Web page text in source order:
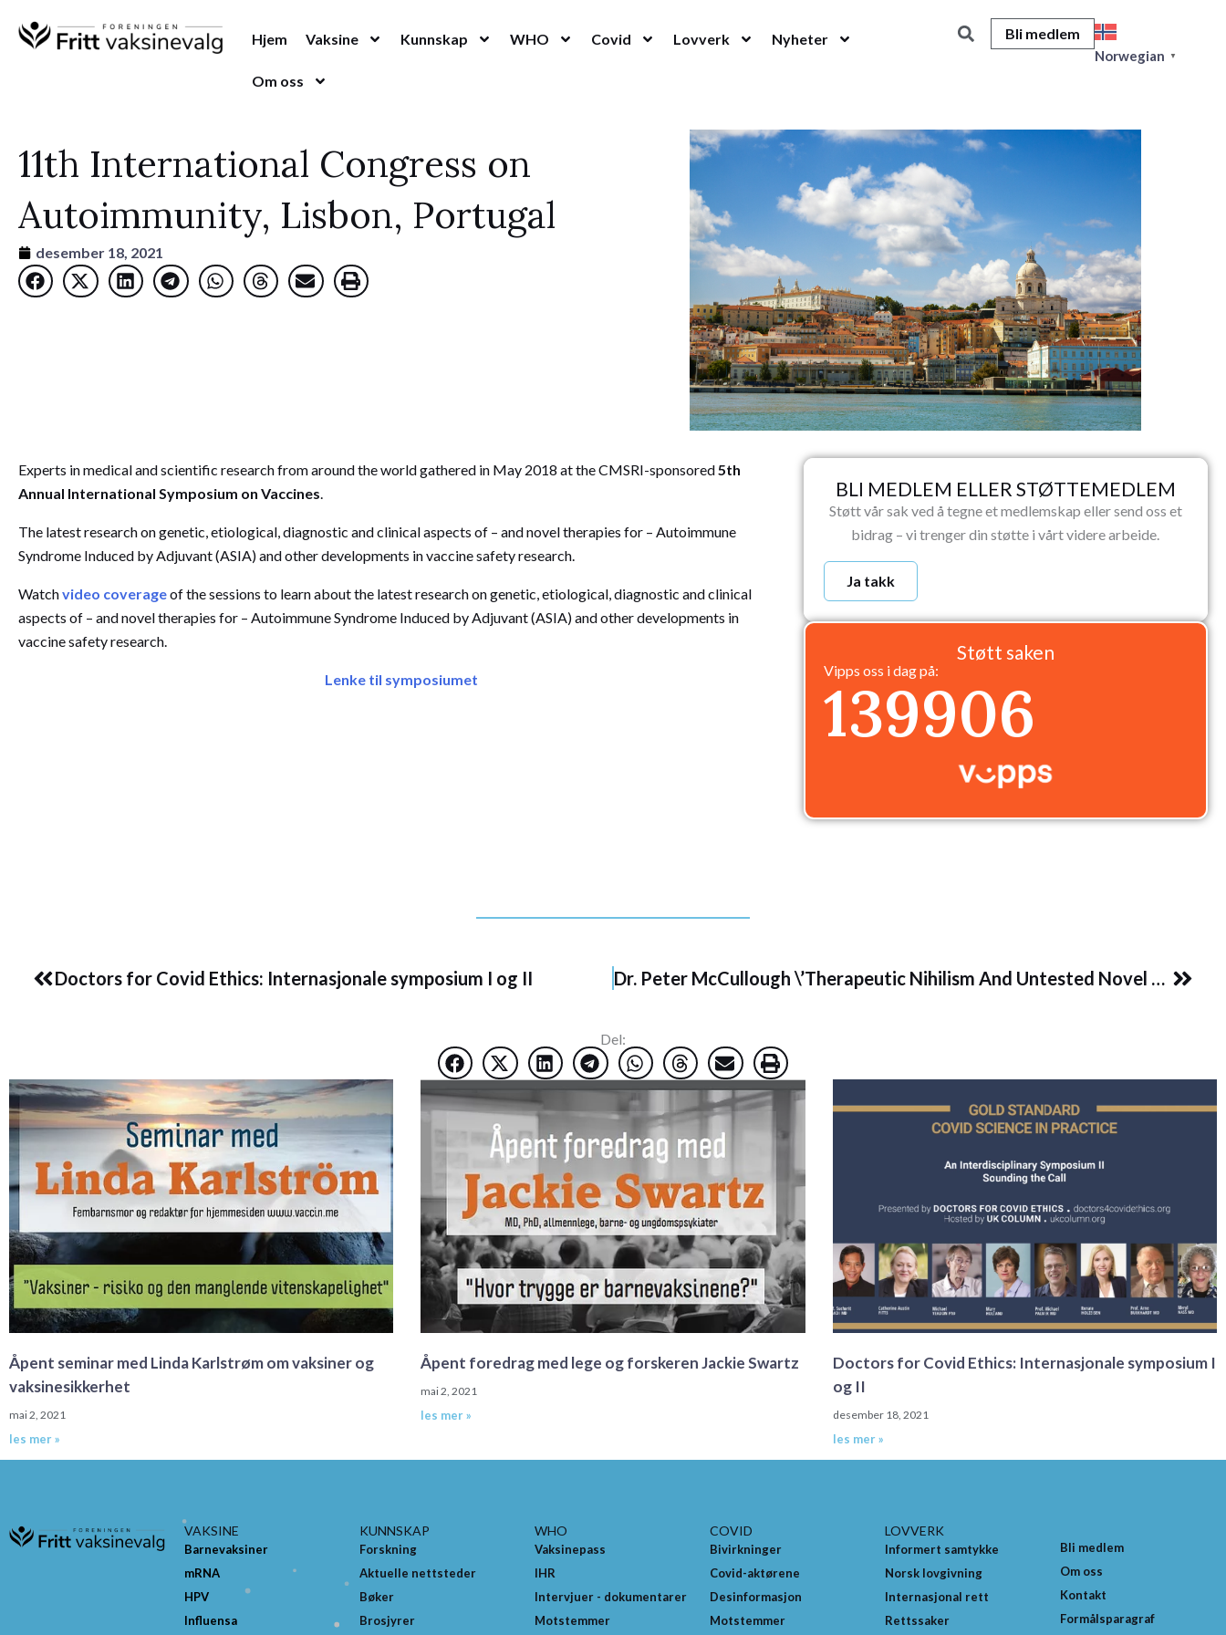
rett
Hjem Vaksine Kunnskap WHO Covid Lovverk Nyheter
Om oss
Bli medlem
Norwegian ▼
11th International Congress on
Autoimmunity, Lisbon, Portugal
desember 18, 2021
Experts in medical and scientific research from around the world gathered in May 2018 at the CMSRI-sponsored5th
Annual International Symposium on Vaccines.
The latest research on genetic, etiological, diagnostic and clinical aspects of – and novel therapies for – Autoimmune
Syndrome Induced by Adjuvant (ASIA) and other developments in vaccine safety research.
Watchvideo coverageof the sessions to learn about the latest research on genetic, etiological, diagnostic and clinical
aspects of – and novel therapies for – Autoimmune Syndrome Induced by Adjuvant (ASIA) and other developments in
vaccine safety research.
Lenke til symposiumet
BLI MEDLEM ELLER STØTTEMEDLEM
Støtt vår sak ved å tegne et medlemskap eller send oss et
bidrag – vi trenger din støtte i vårt videre arbeide.
Ja takk
Støtt saken
Vipps oss i dag på:
139906
Doctors for Covid Ethics: Internasjonale symposium I og II Dr. Peter McCullough \’Therapeutic Nihilism And Untested Novel Therapies\’
Del:
Åpent seminar med Linda Karlstrøm om vaksiner og
vaksinesikkerhet
mai 2, 2021
les mer »
Åpent foredrag med lege og forskeren Jackie Swartz
mai 2, 2021
les mer »
Doctors for Covid Ethics: Internasjonale symposium I
og II
desember 18, 2021
les mer »
VAKSINE
Barnevaksiner
mRNA
HPV
Influensa
KUNNSKAP
Forskning
Aktuelle nettsteder
Bøker
Brosjyrer
WHO
Vaksinepass
IHR
Intervjuer - dokumentarer
Motstemmer
COVID
Bivirkninger
Covid-aktørene
Desinformasjon
Motstemmer
LOVVERK
Informert samtykke
Norsk lovgivning
Internasjonal rett
Rettssaker
Bli medlem
Om oss
Kontakt
Formålsparagraf